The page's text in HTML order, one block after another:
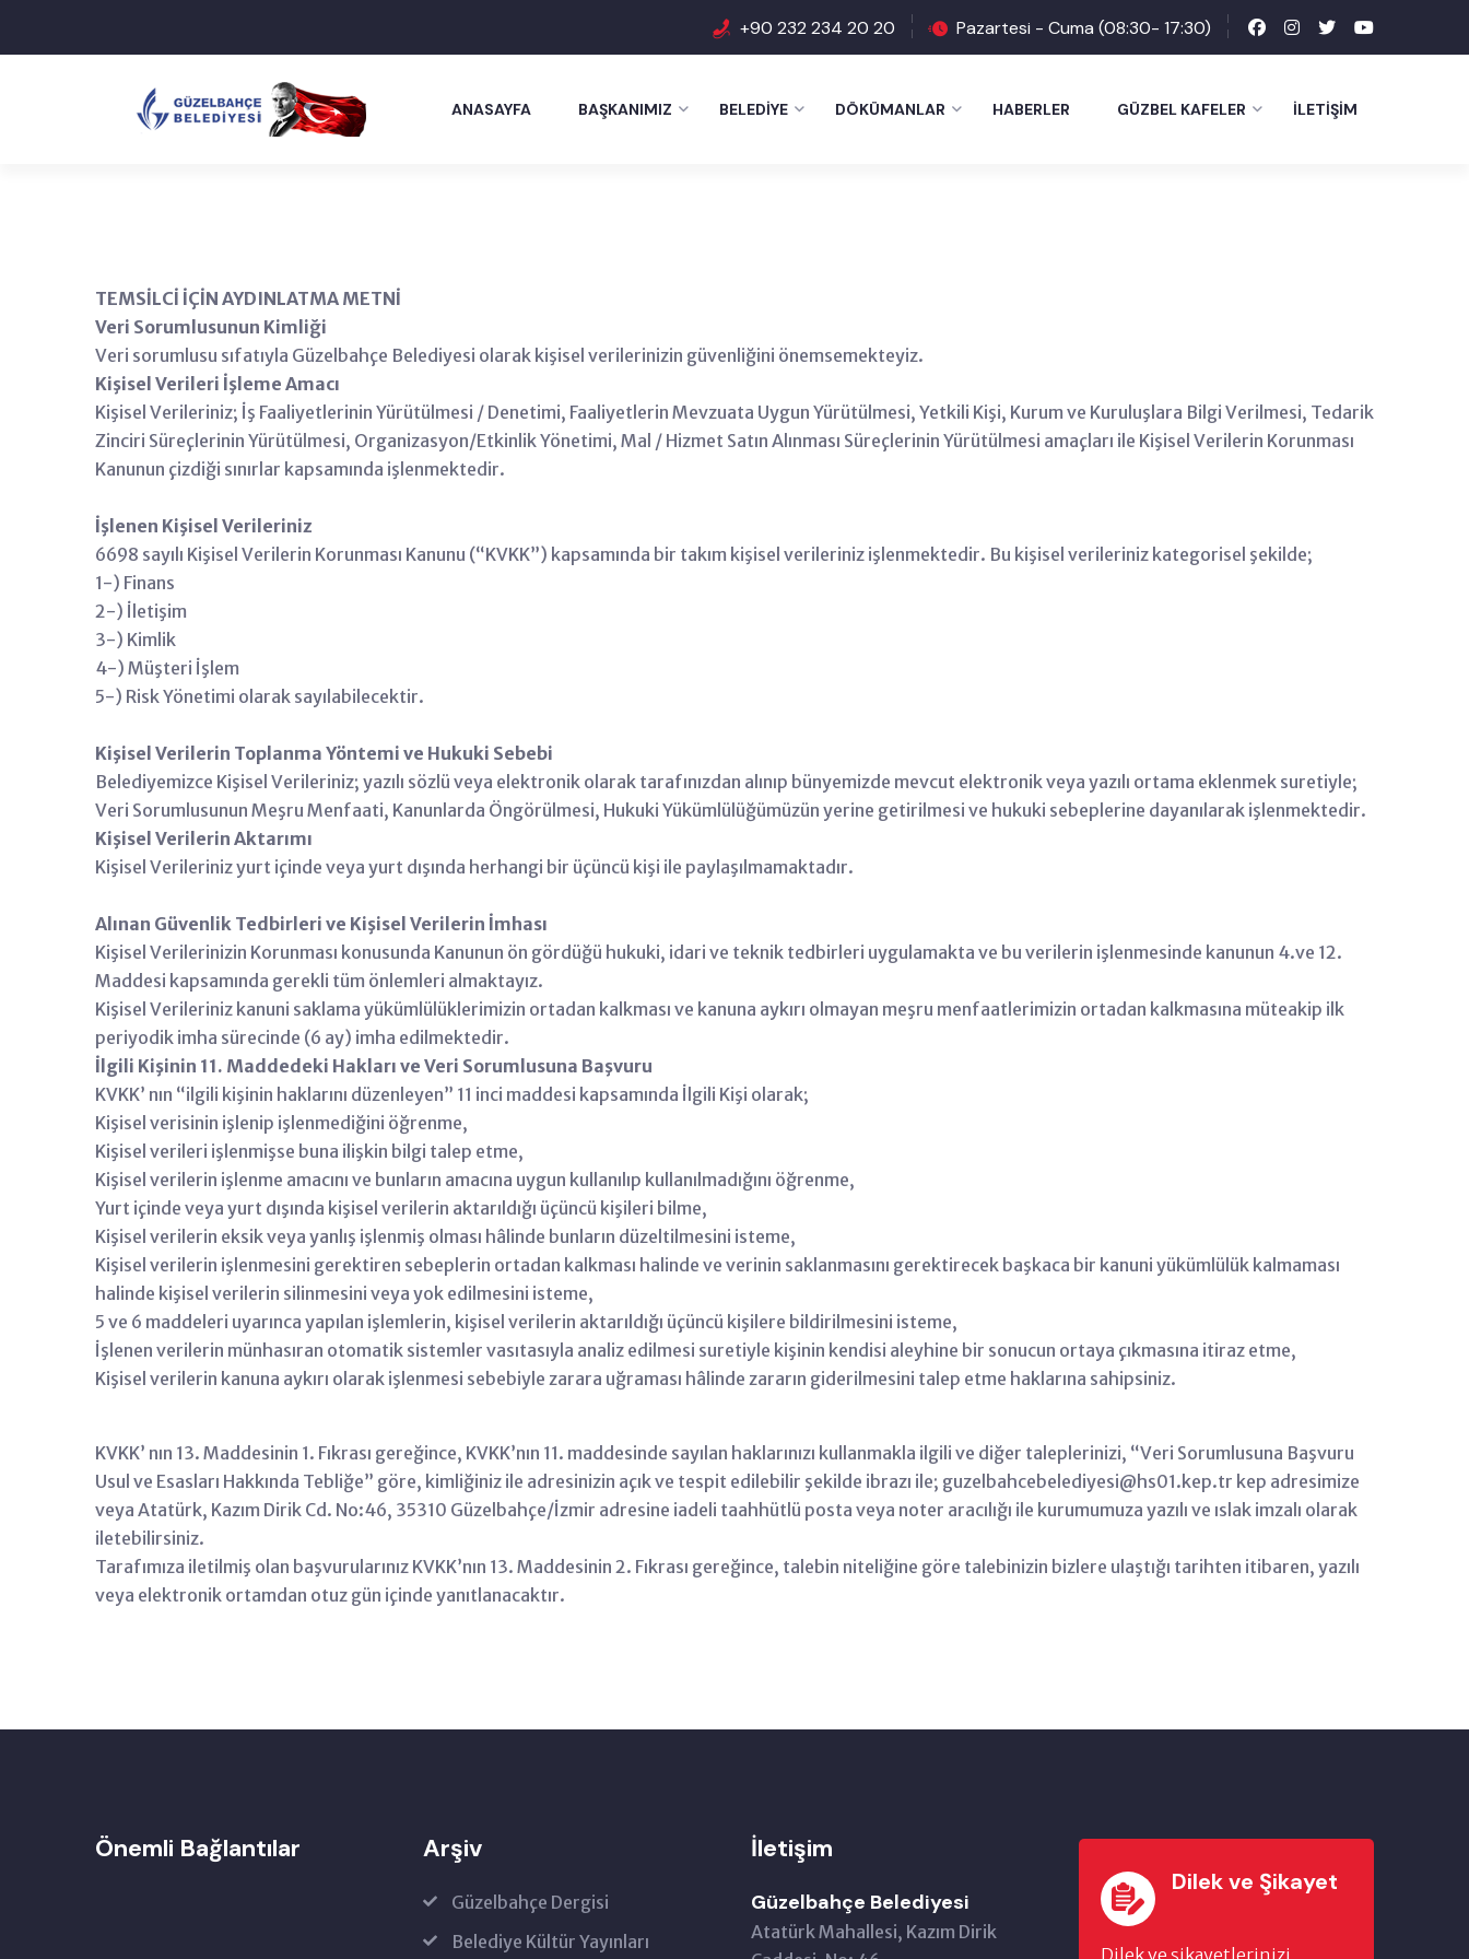
+90 232 234 20 20 Pazartesi - Cuma (08:30- 17:30)
ANASAYFA BAŞKANIMIZ BELEDIYE DÖKÜMANLAR HABERLER GÜZBEL KAFELER İLETIŞIM
TEMSİLCİ İÇİN AYDINLATMA METNİ
Veri Sorumlusunun Kimliği
Veri sorumlusu sıfatıyla Güzelbahçe Belediyesi olarak kişisel verilerinizin güvenliğini önemsemekteyiz.
Kişisel Verileri İşleme Amacı
Kişisel Verileriniz; İş Faaliyetlerinin Yürütülmesi / Denetimi, Faaliyetlerin Mevzuata Uygun Yürütülmesi, Yetkili Kişi, Kurum ve Kuruluşlara Bilgi Verilmesi, Tedarik
Zinciri Süreçlerinin Yürütülmesi, Organizasyon/Etkinlik Yönetimi, Mal / Hizmet Satın Alınması Süreçlerinin Yürütülmesi amaçları ile Kişisel Verilerin Korunması
Kanunun çizdiği sınırlar kapsamında işlenmektedir.
İşlenen Kişisel Verileriniz
6698 sayılı Kişisel Verilerin Korunması Kanunu (“KVKK”) kapsamında bir takım kişisel verileriniz işlenmektedir. Bu kişisel verileriniz kategorisel şekilde;
1-) Finans
2-) İletişim
3-) Kimlik
4-) Müşteri İşlem
5-) Risk Yönetimi olarak sayılabilecektir.
Kişisel Verilerin Toplanma Yöntemi ve Hukuki Sebebi
Belediyemizce Kişisel Verileriniz; yazılı sözlü veya elektronik olarak tarafınızdan alınıp bünyemizde mevcut elektronik veya yazılı ortama eklenmek suretiyle;
Veri Sorumlusunun Meşru Menfaati, Kanunlarda Öngörülmesi, Hukuki Yükümlülüğümüzün yerine getirilmesi ve hukuki sebeplerine dayanılarak işlenmektedir.
Kişisel Verilerin Aktarımı
Kişisel Verileriniz yurt içinde veya yurt dışında herhangi bir üçüncü kişi ile paylaşılmamaktadır.
Alınan Güvenlik Tedbirleri ve Kişisel Verilerin İmhası
Kişisel Verilerinizin Korunması konusunda Kanunun ön gördüğü hukuki, idari ve teknik tedbirleri uygulamakta ve bu verilerin işlenmesinde kanunun 4.ve 12.
Maddesi kapsamında gerekli tüm önlemleri almaktayız.
Kişisel Verileriniz kanuni saklama yükümlülüklerimizin ortadan kalkması ve kanuna aykırı olmayan meşru menfaatlerimizin ortadan kalkmasına müteakip ilk
periyodik imha sürecinde (6 ay) imha edilmektedir.
İlgili Kişinin 11. Maddedeki Hakları ve Veri Sorumlusuna Başvuru
KVKK’ nın “ilgili kişinin haklarını düzenleyen” 11 inci maddesi kapsamında İlgili Kişi olarak;
Kişisel verisinin işlenip işlenmediğini öğrenme,
Kişisel verileri işlenmişse buna ilişkin bilgi talep etme,
Kişisel verilerin işlenme amacını ve bunların amacına uygun kullanılıp kullanılmadığını öğrenme,
Yurt içinde veya yurt dışında kişisel verilerin aktarıldığı üçüncü kişileri bilme,
Kişisel verilerin eksik veya yanlış işlenmiş olması hâlinde bunların düzeltilmesini isteme,
Kişisel verilerin işlenmesini gerektiren sebeplerin ortadan kalkması halinde ve verinin saklanmasını gerektirecek başkaca bir kanuni yükümlülük kalmaması
halinde kişisel verilerin silinmesini veya yok edilmesini isteme,
5 ve 6 maddeleri uyarınca yapılan işlemlerin, kişisel verilerin aktarıldığı üçüncü kişilere bildirilmesini isteme,
İşlenen verilerin münhasıran otomatik sistemler vasıtasıyla analiz edilmesi suretiyle kişinin kendisi aleyhine bir sonucun ortaya çıkmasına itiraz etme,
Kişisel verilerin kanuna aykırı olarak işlenmesi sebebiyle zarara uğraması hâlinde zararın giderilmesini talep etme haklarına sahipsiniz.
KVKK’ nın 13. Maddesinin 1. Fıkrası gereğince, KVKK’nın 11. maddesinde sayılan haklarınızı kullanmakla ilgili ve diğer taleplerinizi, “Veri Sorumlusuna Başvuru
Usul ve Esasları Hakkında Tebliğe” göre, kimliğiniz ile adresinizin açık ve tespit edilebilir şekilde ibrazı ile; guzelbahcebelediyesi@hs01.kep.tr kep adresimize
veya Atatürk, Kazım Dirik Cd. No:46, 35310 Güzelbahçe/İzmir adresine iadeli taahhütlü posta veya noter aracılığı ile kurumumuza yazılı ve ıslak imzalı olarak
iletebilirsiniz.
Tarafımıza iletilmiş olan başvurularınız KVKK’nın 13. Maddesinin 2. Fıkrası gereğince, talebin niteliğine göre talebinizin bizlere ulaştığı tarihten itibaren, yazılı
veya elektronik ortamdan otuz gün içinde yanıtlanacaktır.
Önemli Bağlantılar Arşiv
Güzelbahçe Dergisi
Belediye Kültür Yayınları
İletişim
Güzelbahçe Belediyesi
Atatürk Mahallesi, Kazım Dirik
Dilek ve Şikayet
Dilek ve şikayetlerinizi